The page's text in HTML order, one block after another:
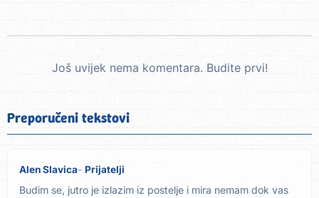
Još uvijek nema komentara. Budite prvi!
Preporučeni tekstovi
Alen Slavica Prijatelji
Budim se, jutro je izlazim iz postelje i mira nemam dok vas